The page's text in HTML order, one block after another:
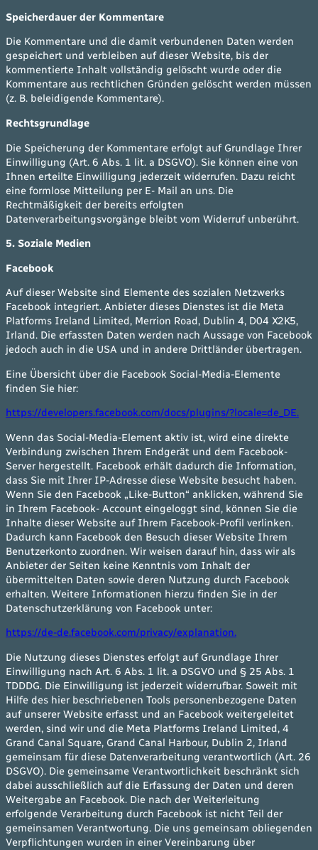
Speicherdauer der Kommentare
Die Kommentare und die damit verbundenen Daten werden
gespeichert und verbleiben auf dieser Website, bis der
kommentierte Inhalt vollständig gelöscht wurde oder die
Kommentare aus rechtlichen Gründen gelöscht werden müssen
(z. B. beleidigende Kommentare).
Rechtsgrundlage
Die Speicherung der Kommentare erfolgt auf Grundlage Ihrer
Einwilligung (Art. 6 Abs. 1 lit. a DSGVO). Sie können eine von
Ihnen erteilte Einwilligung jederzeit widerrufen. Dazu reicht
eine formlose Mitteilung per E- Mail an uns. Die
Rechtmäßigkeit der bereits erfolgten
Datenverarbeitungsvorgänge bleibt vom Widerruf unberührt.
5. Soziale Medien
Facebook
Auf dieser Website sind Elemente des sozialen Netzwerks
Facebook integriert. Anbieter dieses Dienstes ist die Meta
Platforms Ireland Limited, Merrion Road, Dublin 4, D04 X2K5,
Irland. Die erfassten Daten werden nach Aussage von Facebook
jedoch auch in die USA und in andere Drittländer übertragen.
Eine Übersicht über die Facebook Social-Media-Elemente
finden Sie hier:
https://developers.facebook.com/docs/plugins/?locale=de_DE.
Wenn das Social-Media-Element aktiv ist, wird eine direkte
Verbindung zwischen Ihrem Endgerät und dem Facebook-
Server hergestellt. Facebook erhält dadurch die Information,
dass Sie mit Ihrer IP-Adresse diese Website besucht haben.
Wenn Sie den Facebook „Like-Button“ anklicken, während Sie
in Ihrem Facebook- Account eingeloggt sind, können Sie die
Inhalte dieser Website auf Ihrem Facebook-Profil verlinken.
Dadurch kann Facebook den Besuch dieser Website Ihrem
Benutzerkonto zuordnen. Wir weisen darauf hin, dass wir als
Anbieter der Seiten keine Kenntnis vom Inhalt der
übermittelten Daten sowie deren Nutzung durch Facebook
erhalten. Weitere Informationen hierzu finden Sie in der
Datenschutzerklärung von Facebook unter:
https://de-de.facebook.com/privacy/explanation.
Die Nutzung dieses Dienstes erfolgt auf Grundlage Ihrer
Einwilligung nach Art. 6 Abs. 1 lit. a DSGVO und § 25 Abs. 1
TDDDG. Die Einwilligung ist jederzeit widerrufbar. Soweit mit
Hilfe des hier beschriebenen Tools personenbezogene Daten
auf unserer Website erfasst und an Facebook weitergeleitet
werden, sind wir und die Meta Platforms Ireland Limited, 4
Grand Canal Square, Grand Canal Harbour, Dublin 2, Irland
gemeinsam für diese Datenverarbeitung verantwortlich (Art. 26
DSGVO). Die gemeinsame Verantwortlichkeit beschränkt sich
dabei ausschließlich auf die Erfassung der Daten und deren
Weitergabe an Facebook. Die nach der Weiterleitung
erfolgende Verarbeitung durch Facebook ist nicht Teil der
gemeinsamen Verantwortung. Die uns gemeinsam obliegenden
Verpflichtungen wurden in einer Vereinbarung über